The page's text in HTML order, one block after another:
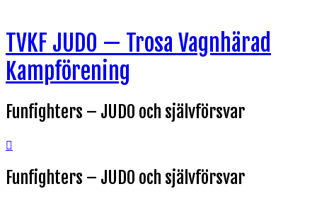
till
innehåll
TVKF JUDO — Trosa Vagnhärad
Kampförening
Funfighters – JUDO och självförsvar
Funfighters – JUDO och självförsvar